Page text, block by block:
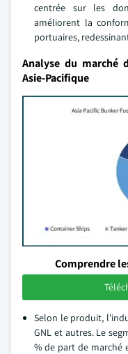
centrée sur les
améliorent la
portuaires,
Analyse du marché
Asie-Pacifique
Comprendre
Selon le produit,
GNL et autres. Le
% de part de marché